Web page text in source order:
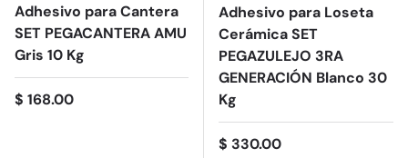
Adhesivo para Cantera
SET PEGACANTERA AMU
Gris 10 Kg
Precio normal
$ 168.00
Adhesivo para Loseta
Cerámica SET
PEGAZULEJO 3RA
GENERACIÓN Blanco 30
Kg
Precio normal
$ 330.00